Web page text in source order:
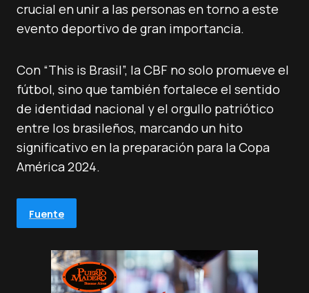
crucial en unir a las personas en torno a este
evento deportivo de gran importancia.
Con “This is Brasil”, la CBF no solo promueve el
fútbol, sino que también fortalece el sentido
de identidad nacional y el orgullo patriótico
entre los brasileños, marcando un hito
significativo en la preparación para la Copa
América 2024.
Fuente